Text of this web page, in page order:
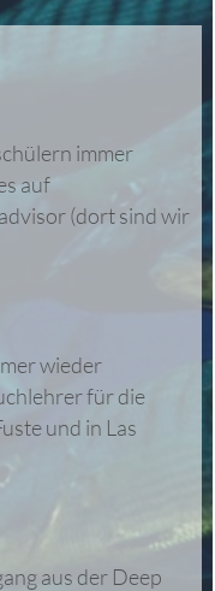
immer
auf
(dort sind wir
wieder
für die
und in Las
aus der Deep